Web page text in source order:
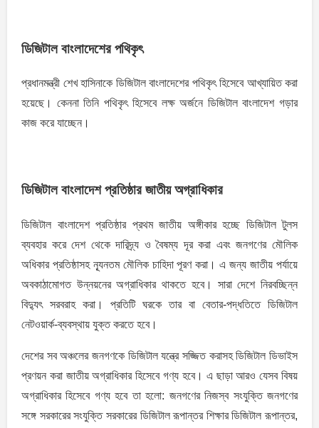
ডিজিটাল বাংলাদেশের পথিকৃৎ
প্রধানমন্ত্রী শেখ হাসিনাকে ডিজিটাল বাংলাদেশের পথিকৃৎ হিসেবে আখ্যায়িত করা
হয়েছে। কেননা তিনি পথিকৃৎ হিসেবে লক্ষ অর্জনে ডিজিটাল বাংলাদেশ গড়ার
কাজ করে যাচ্ছেন।
ডিজিটাল বাংলাদেশ প্রতিষ্ঠার জাতীয় অগ্রাধিকার
ডিজিটাল বাংলাদেশ প্রতিষ্ঠার প্রথম জাতীয় অঙ্গীকার হচ্ছে ডিজিটাল টুলস
ব্যবহার করে দেশ থেকে দারিদ্র্য ও বৈষম্য দূর করা এবং জনগণের মৌলিক
অধিকার প্রতিষ্ঠাসহ ন্যূনতম মৌলিক চাহিদা পূরণ করা। এ জন্য জাতীয় পর্যায়ে
অবকাঠামোগত উন্নয়নের অগ্রাধিকার থাকতে হবে। সারা দেশে নিরবচ্ছিন্ন
বিদ্যুৎ সরবরাহ করা। প্রতিটি ঘরকে তার বা বেতার-পদ্ধতিতে ডিজিটাল
নেটওয়ার্ক-ব্যবস্থায় যুক্ত করতে হবে।
দেশের সব অঞ্চলের জনগণকে ডিজিটাল যন্ত্রে সজ্জিত করাসহ ডিজিটাল ডিভাইস
প্রণয়ন করা জাতীয় অগ্রাধিকার হিসেবে গণ্য হবে। এ ছাড়া আরও যেসব বিষয়
অগ্রাধিকার হিসেবে গণ্য হবে তা হলো: জনগণের নিজস্ব সংযুক্তি জনগণের
সঙ্গে সরকারের সংযুক্তি সরকারের ডিজিটাল রূপান্তর শিক্ষার ডিজিটাল রূপান্তর,